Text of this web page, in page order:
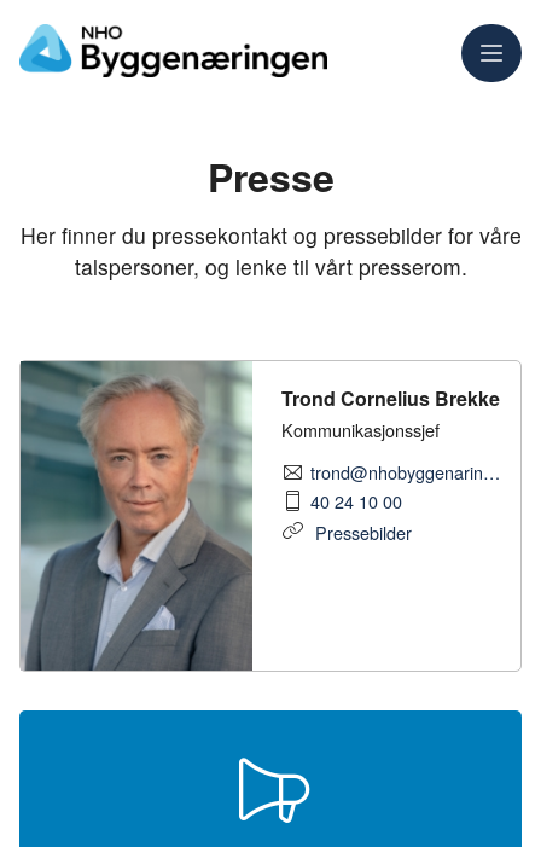
Meny
Presse
Her finner du pressekontakt og pressebilder for våre
talspersoner, og lenke til vårt presserom.
Trond Cornelius Brekke
Kommunikasjonssjef
trond@nhobyggenaringen.no
40 24 10 00
Pressebilder